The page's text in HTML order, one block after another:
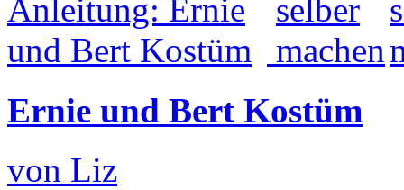
Ernie und Bert Kostüm
von Liz